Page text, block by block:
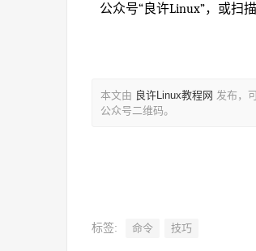
公众号“良许Linux”，或扫
本文由 良许Linux教程网 发布，
公众号二维码。
标签: 命令 技巧